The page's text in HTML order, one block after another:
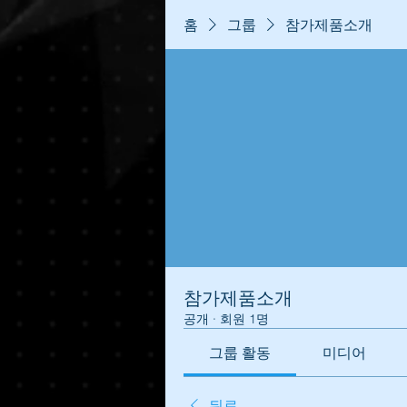
홈 그룹 참가제품소개
참가제품소개
공개 · 회원 1명
그룹 활동 미디어